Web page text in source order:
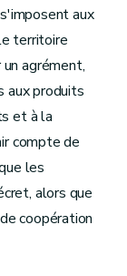
aux
territoire
agrément,
aux produits
et à la
compte de
les
alors que
coopération